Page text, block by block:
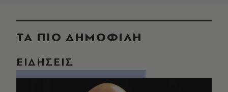
ΤΑ ΠΙΟ ΔΗΜΟΦΙΛΗ
ΕΙΔΗΣΕΙΣ